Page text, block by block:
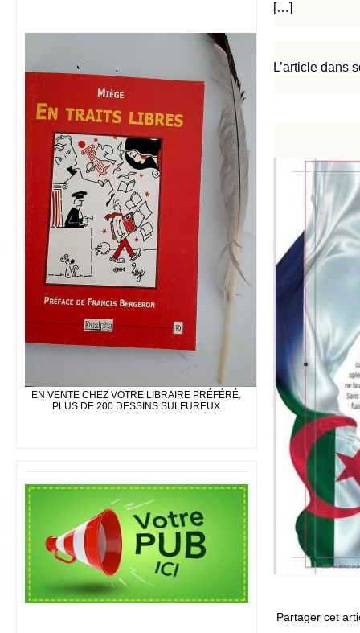
EN VENTE CHEZ VOTRE LIBRAIRE PRÉFÉRÉ.
PLUS DE 200 DESSINS SULFUREUX
[…]
L’article dans
Partager cet